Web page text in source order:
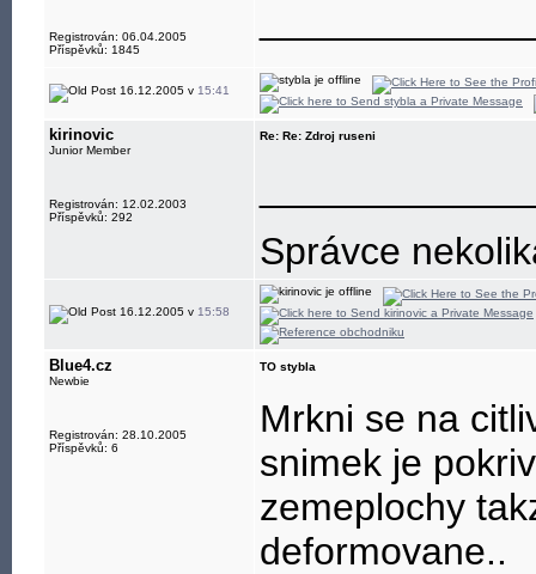
Registrován: 06.04.2005
Příspěvků: 1845
16.12.2005 v 15:41
kirinovic
Junior Member
Registrován: 12.02.2003
Příspěvků: 292
Re: Re: Zdroj ruseni
Správce
16.12.2005 v 15:58
Blue4.cz
Newbie
Registrován: 28.10.2005
Příspěvků: 6
TO stybla
Mrkni se na
snimek je
zemeplochy
deformovane..